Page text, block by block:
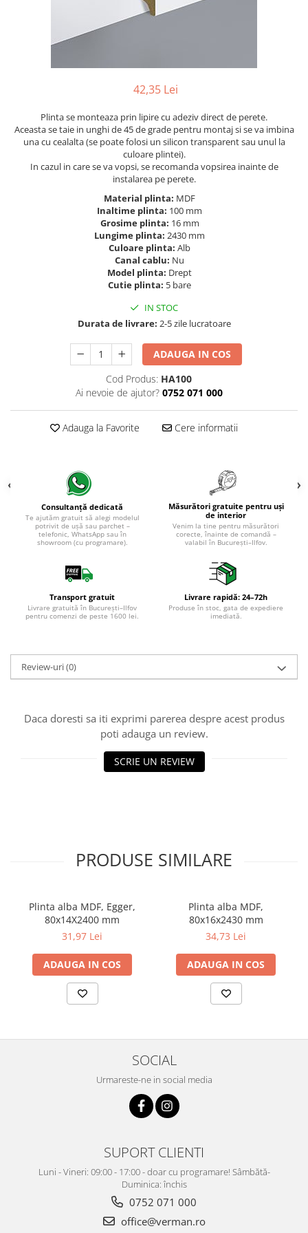
Woodstock 8mm
ADO Floor - SPC
Finsa - Laminat
Herringbone 8 mm
Mammut 12 mm
Robusto 12 mm
42,35 Lei
Plinta se monteaza prin lipire cu adeziv direct de perete.
Aceasta se taie in unghi de 45 de grade pentru montaj si se va imbina
una cu cealalta (se poate folosi un silicon transparent sau unul la
culoare plintei).
In cazul in care se va vopsi, se recomanda vopsirea inainte de
instalarea pe perete.
Material plinta: MDF
Inaltime plinta: 100 mm
Grosime plinta: 16 mm
Lungime plinta: 2430 mm
Culoare plinta: Alb
Canal cablu: Nu
Model plinta: Drept
Cutie plinta: 5 bare
IN STOC
Durata de livrare: 2-5 zile lucratoare
ADAUGA IN COS
Cod Produs: HA100
Ai nevoie de ajutor? 0752 071 000
Adauga la Favorite Cere informatii
Consultanță dedicată
Te ajutăm gratuit să alegi modelul
potrivit de ușă sau parchet –
telefonic, WhatsApp sau în
showroom (cu programare).
Măsurători gratuite pentru uși
de interior
Venim la tine pentru măsurători
corecte, înainte de comandă –
valabil în București–Ilfov.
Transport gratuit
Livrare gratuită în București–Ilfov
pentru comenzi de peste 1600 lei.
Livrare rapidă: 24–72h
Produse în stoc, gata de expediere
imediată.
Review-uri(0)
Daca doresti sa iti exprimi parerea despre acest produs
poti adauga un review.
SCRIE UN REVIEW
PRODUSE SIMILARE
Plinta alba MDF, Egger,
80x14X2400 mm
31,97 Lei
ADAUGA IN COS
Plinta alba MDF,
80x16x2430 mm
34,73 Lei
ADAUGA IN COS
SOCIAL
Urmareste-ne in social media
SUPORT CLIENTI
Luni - Vineri: 09:00 - 17:00 - doar cu programare! Sâmbătă-
Duminica: închis
0752 071 000
office@verman.ro